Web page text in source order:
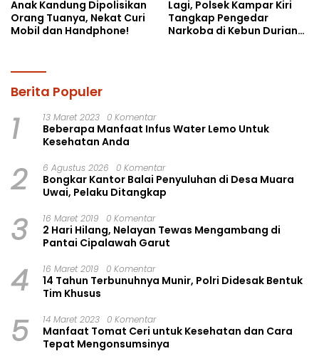
Anak Kandung Dipolisikan
Orang Tuanya, Nekat Curi
Mobil dan Handphone!
Lagi, Polsek Kampar Kiri
Tangkap Pengedar
Narkoba di Kebun Durian
Berita Populer
1 13 Maret 2023 0 Komentar
Beberapa Manfaat Infus Water Lemo Untuk
Kesehatan Anda
2 6 Agustus 2026 0 Komentar
Bongkar Kantor Balai Penyuluhan di Desa Muara
Uwai, Pelaku Ditangkap
3 16 Maret 2019 0 Komentar
2 Hari Hilang, Nelayan Tewas Mengambang di
Pantai Cipalawah Garut
4 16 Maret 2019 0 Komentar
14 Tahun Terbunuhnya Munir, Polri Didesak Bentuk
Tim Khusus
5 14 Maret 2023 0 Komentar
Manfaat Tomat Ceri untuk Kesehatan dan Cara
Tepat Mengonsumsinya